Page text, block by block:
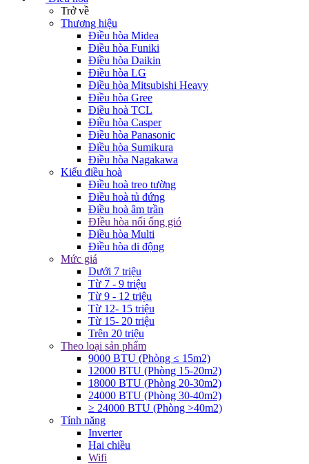
Trở về
Thương hiệu
Điều hòa Midea
Điều hòa Funiki
Điều hòa Daikin
Điều hòa LG
Điều hòa Mitsubishi Heavy
Điều hòa Gree
Điều hoà TCL
Điều hòa Casper
Điều hòa Panasonic
Điều hòa Sumikura
Điều hòa Nagakawa
Kiểu điều hoà
Điều hoà treo tường
Điều hoà tủ đứng
Điều hoà âm trần
ĐIều hòa nối ống gió
Điều hòa Multi
Điều hòa di động
Mức giá
Dưới 7 triệu
Từ 7 - 9 triệu
Từ 9 - 12 triệu
Từ 12- 15 triệu
Từ 15- 20 triệu
Trên 20 triệu
Theo loại sản phẩm
9000 BTU (Phòng ≤ 15m2)
12000 BTU (Phòng 15-20m2)
18000 BTU (Phòng 20-30m2)
24000 BTU (Phòng 30-40m2)
≥ 24000 BTU (Phòng >40m2)
Tính năng
Inverter
Hai chiều
Wifi